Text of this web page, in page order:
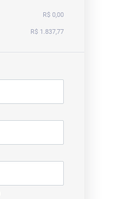
R$ 0,00
R$ 1.837,77